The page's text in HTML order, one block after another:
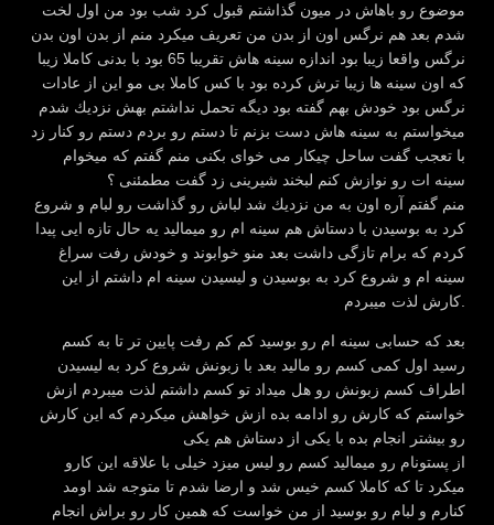
موضوع رو باهاش در میون گذاشتم قبول كرد شب بود من اول لخت
شدم بعد هم نرگس اون از بدن من تعریف میكرد منم از بدن اون بدن
نرگس واقعا زیبا بود اندازه سینه هاش تقریبا 65 بود با بدنی كاملا زیبا
كه اون سینه ها زیبا ترش كرده بود با كس كاملا بی مو این از عادات
نرگس بود خودش بهم گفته بود دیگه تحمل نداشتم بهش نزدیك شدم
میخواستم به سینه هاش دست بزنم تا دستم رو بردم دستم رو كنار زد
با تعجب گفت ساحل چیكار می خوای بكنی منم گفتم كه میخوام
سینه ات رو نوازش كنم لبخند شیرینی زد گفت مطمئنی ؟
منم گفتم آره اون به من نزدیك شد لباش رو گذاشت رو لبام و شروع
كرد به بوسیدن با دستاش هم سینه ام رو میمالید یه حال تازه ایی پیدا
كردم كه برام تازگی داشت بعد منو خوابوند و خودش رفت سراغ
سینه ام و شروع كرد به بوسیدن و لیسیدن سینه ام داشتم از این
كارش لذت میبردم.
بعد كه حسابی سینه ام رو بوسید كم كم رفت پایین تر تا به كسم
رسید اول كمی كسم رو مالید بعد با زبونش شروع كرد به لیسیدن
اطراف كسم زبونش رو هل میداد تو كسم داشتم لذت میبردم ازش
خواستم كه كارش رو ادامه بده ازش خواهش میكردم كه این كارش
رو بیشتر انجام بده با یكی از دستاش هم یكی
از پستونام رو میمالید كسم رو لیس میزد خیلی با علاقه این كارو
میكرد تا كه كاملا كسم خیس شد و ارضا شدم تا متوجه شد اومد
كنارم و لبام رو بوسید از من خواست كه همین كار رو براش انجام